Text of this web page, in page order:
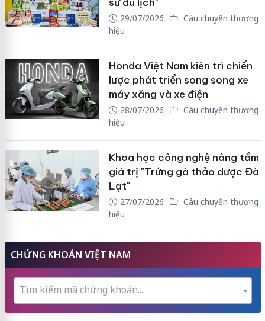
29/07/2026
Câu chuyện thương
hiệu
Honda Việt Nam kiên trì chiến
lược phát triển song song xe
máy xăng và xe điện
28/07/2026
Câu chuyện thương
hiệu
Khoa học công nghệ nâng tầm
giá trị "Trứng gà thảo dược Đà
Lạt"
27/07/2026
Câu chuyện thương
hiệu
CHỨNG KHOÁN VIỆT NAM
Tìm kiếm mã chứng khoán...